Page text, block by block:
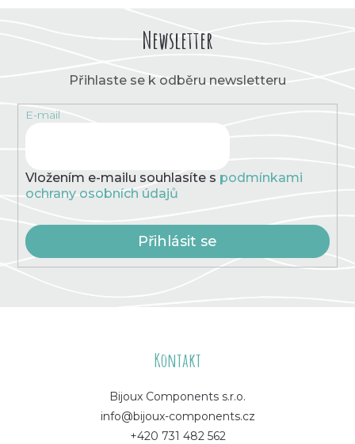
Newsletter
Přihlaste se k odběru newsletteru
E-mail
Vložením e-mailu souhlasíte s podmínkami
ochrany osobních údajů
Přihlásit se
Kontakt
Bijoux Components s.r.o.
info@bijoux-components.cz
+420 731 482 562